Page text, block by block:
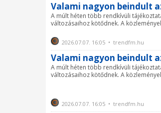
Valami nagyon beindult
A múlt héten több rendkívüli
változásaihoz kötődnek. A
2026.07.07. 16:05 • trendfm.hu
Valami nagyon beindult
A múlt héten több rendkívüli
változásaihoz kötődnek. A
2026.07.07. 16:05 • trendfm.hu